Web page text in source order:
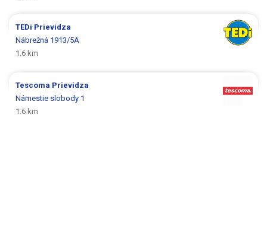
TEDi Prievidza
Nábrežná 1913/5A
1.6 km
Tescoma Prievidza
Námestie slobody 1
1.6 km